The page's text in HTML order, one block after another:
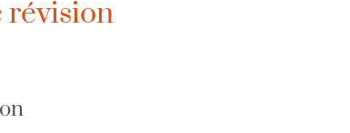
révision